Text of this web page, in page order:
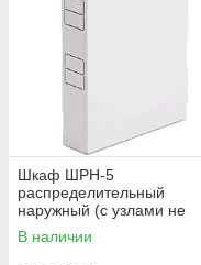
Шкаф ШРН-5
распределительный
наружный (с узлами не
входит, только коллектора)
В наличии